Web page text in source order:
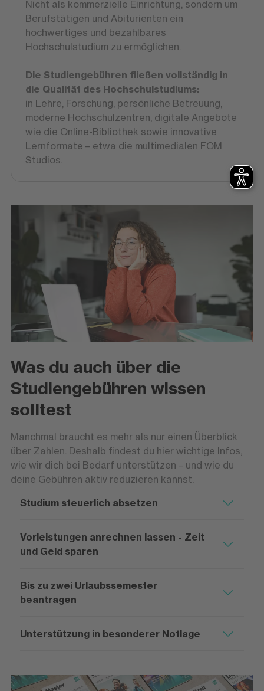
Nicht als kommerzielle Einrichtung, sondern um
Berufstätigen und Abiturienten ein
hochwertiges und bezahlbares
Hochschulstudium zu ermöglichen.
Die Studiengebühren fließen vollständig in
die Qualität des Hochschulstudiums:
in Lehre, Forschung, persönliche Betreuung,
moderne Hochschulzentren, digitale Angebote
wie die Online-Bibliothek sowie innovative
Lernformate – etwa die multimedialen FOM
Studios.
Was du auch über die
Studiengebühren wissen
solltest
Manchmal braucht es mehr als nur einen Überblick
über Zahlen. Deshalb findest du hier wichtige Infos,
wie wir dich bei Bedarf unterstützen – und wie du
deine Gebühren aktiv reduzieren kannst.
Studium steuerlich absetzen
Vorleistungen anrechnen lassen - Zeit
und Geld sparen
Bis zu zwei Urlaubssemester
beantragen
Unterstützung in besonderer Notlage